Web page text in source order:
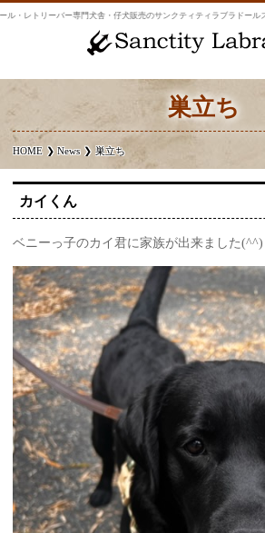
ル・レトリーバー専門犬舎・仔犬販売のサンクティティラブラドールズ
巣立ち
HOME News 巣立ち
カイくん
ベニーっ子のカイ君に家族が出来ました(^^)